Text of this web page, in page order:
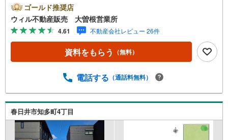
区、守山区の直接のご売却依頼を数多くいただいている不
動産仲介会社です。ネット上で分かる立地環境はもちろ
ん、過去にお任せいただいたお客様に現地の生の声をもと
に住戸環境を提案致します。＼平日のお住まい探しの方へ/
弊社では平日にご内覧・契約など平日にお住まい探しをさ
れるお客様にサービスをご用意しています。＼お仕事で忙
事前にご予約頂きましたら営業時間外でのご内覧もご対応
動産業者間で不動産情報が共有されているので、名古屋市
全域や、その他隣接エリアでもご内覧が可能です！ 【大曽
根営業所】○地下鉄名城線、JR中央線「大曽根」駅徒歩1分
○お子様が遊べるキッズスペースあり○定休日ございません
ゴールド推奨店
ウィル不動産販売 大曽根営業所
4.61 不動産会社レビュー 26件
資料をもらう （無料）
電話する （通話料無料）
春日井市知多町4丁目